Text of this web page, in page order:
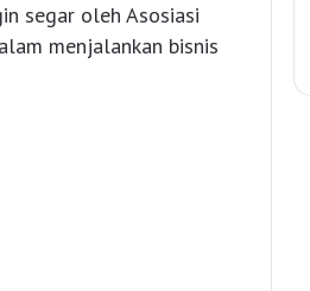
segar oleh Asosiasi
menjalankan bisnis